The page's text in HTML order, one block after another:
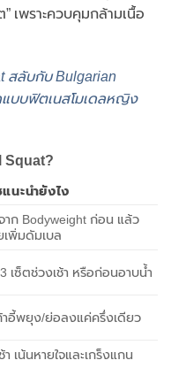
” เพราะควบคุมกล้ามเนื้อ
สลับกับ Bulgarian
แบบฟิตเนสโมเดลหญิง
Squat?
แนะนำยังไง
าก Bodyweight ก่อน แล้ว
เพิ่มดัมเบล
เซ็ตช่วงเช้า หรือก่อนอาบน้ำ
าอี้พยุง/ย่อลงแค่ครึ่งเดียว
า เน้นหายใจและเกร็งแกน